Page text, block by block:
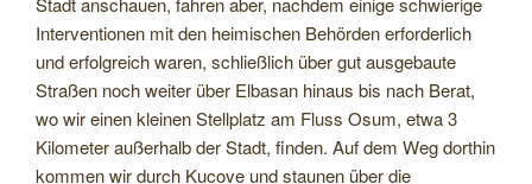
Interventionen mit den heimischen Behörden erforderlich
und erfolgreich waren, schließlich über gut ausgebaute
Straßen noch weiter über Elbasan hinaus bis nach Berat,
wo wir einen kleinen Stellplatz am Fluss Osum, etwa 3
Kilometer außerhalb der Stadt, finden. Auf dem Weg dorthin
kommen wir durch Kucove und staunen über die